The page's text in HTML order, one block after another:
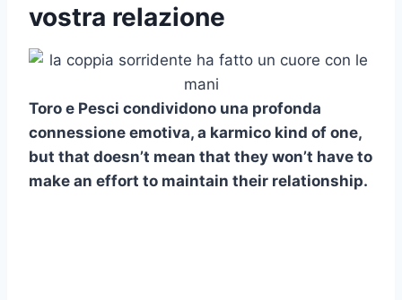
vostra relazione
Toro e Pesci condividono una profonda
connessione emotiva, a karmico kind of one,
but that doesn’t mean that they won’t have to
make an effort to maintain their relationship.